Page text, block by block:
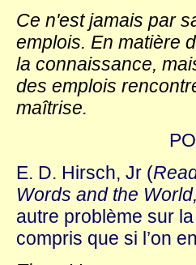
Ce n'est jamais par
emplois. En matière
la connaissance,
des emplois
maîtrise.
E. D. Hirsch, Jr (
Words and the
autre problème sur
compris que si l’on